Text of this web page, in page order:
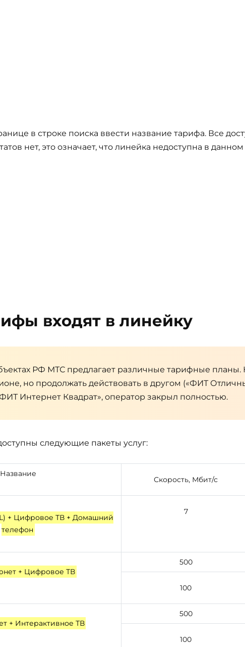
в строке поиска ввести название тарифа. Все
нет, это означает, что линейка недоступна в
входят в линейку
РФ МТС предлагает различные тарифные
но продолжать действовать в другом («ФИТ
Интернет Квадрат», оператор закрыл полностью.
следующие пакеты услуг:
Название
Скорость, Мбит/с
+ Цифровое ТВ + Домашний
телефон
7
+ Цифровое ТВ
500
100
+ Интерактивное ТВ
500
100